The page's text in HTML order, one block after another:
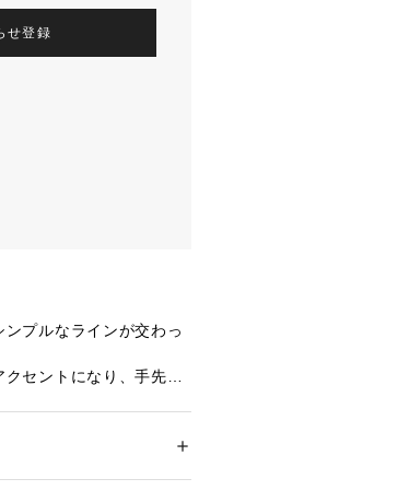
せ登録
プルなラインが交わっ
セントになり、手先を
ュール）〉